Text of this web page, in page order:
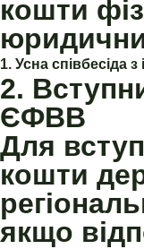
кошти
1. Усна співбесіда
2.
ЄФВВ
Для
кошти
якщо